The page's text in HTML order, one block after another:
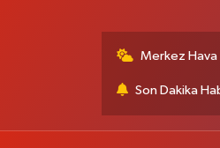
Merkez Hava
Son Dakika